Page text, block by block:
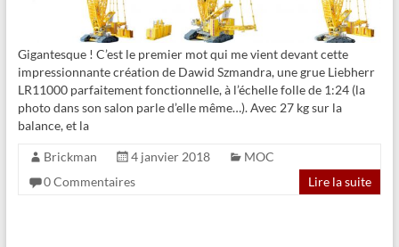
Gigantesque ! C’est le premier mot qui me vient devant cette
impressionnante création de Dawid Szmandra, une grue Liebherr
LR11000 parfaitement fonctionnelle, à l’échelle folle de 1:24 (la
photo dans son salon parle d’elle même…). Avec 27 kg sur la
balance, et la
Brickman 4 janvier 2018
MOC
0 Commentaires
Lire la suite